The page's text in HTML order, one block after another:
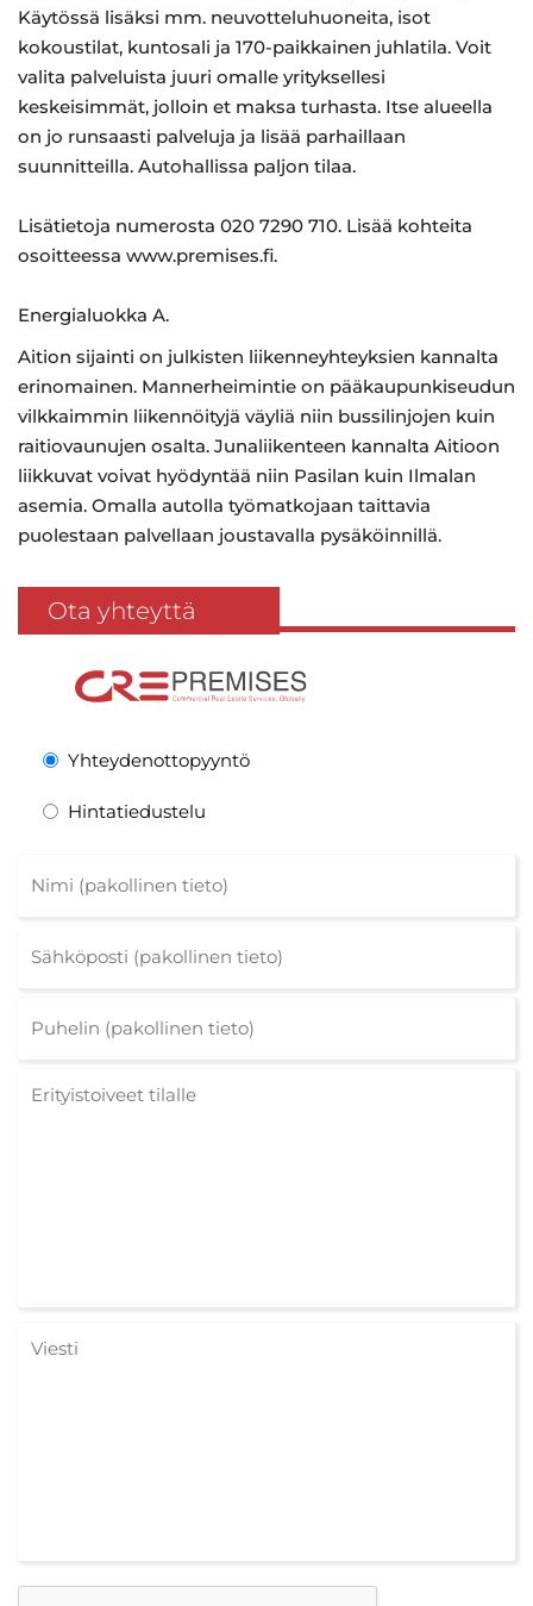
Käytössä lisäksi mm. neuvotteluhuoneita, isot
kokoustilat, kuntosali ja 170-paikkainen juhlatila. Voit
valita palveluista juuri omalle yrityksellesi
keskeisimmät, jolloin et maksa turhasta. Itse alueella
on jo runsaasti palveluja ja lisää parhaillaan
suunnitteilla. Autohallissa paljon tilaa.
Lisätietoja numerosta 020 7290 710. Lisää kohteita
osoitteessa www.premises.fi.
Energialuokka A.
Aition sijainti on julkisten liikenneyhteyksien kannalta
erinomainen. Mannerheimintie on pääkaupunkiseudun
vilkkaimmin liikennöityjä väyliä niin bussilinjojen kuin
raitiovaunujen osalta. Junaliikenteen kannalta Aitioon
liikkuvat voivat hyödyntää niin Pasilan kuin Ilmalan
asemia. Omalla autolla työmatkojaan taittavia
puolestaan palvellaan joustavalla pysäköinnillä.
Ota yhteyttä
Yhteydenottopyyntö
Hintatiedustelu